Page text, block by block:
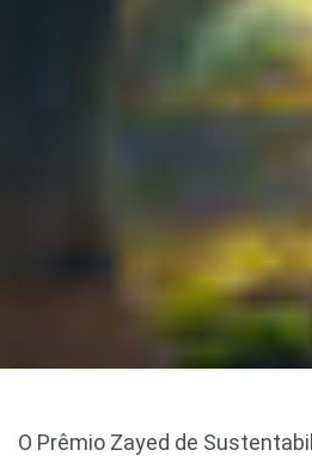
O Prêmio Zayed de